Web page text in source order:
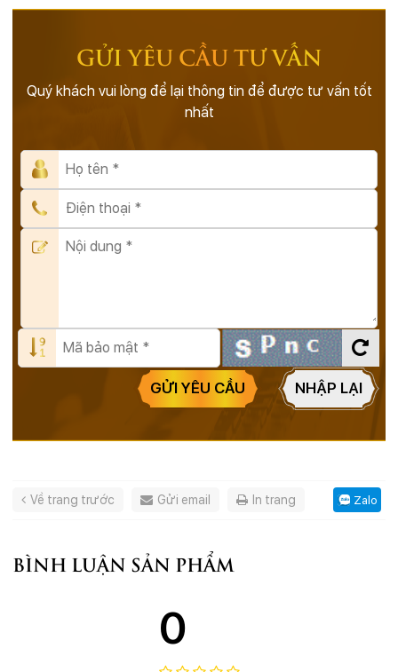
GỬI YÊU CẦU TƯ VẤN
Quý khách vui lòng để lại thông tin để được tư vấn tốt
nhất
GỬI YÊU CẦU NHẬP LẠI
Về trang trước Gửi email In trang Zalo
BÌNH LUẬN SẢN PHẨM
0